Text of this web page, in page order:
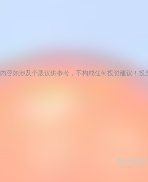
内容如涉及个股仅供参考，不构成任何投资建议！
数据加